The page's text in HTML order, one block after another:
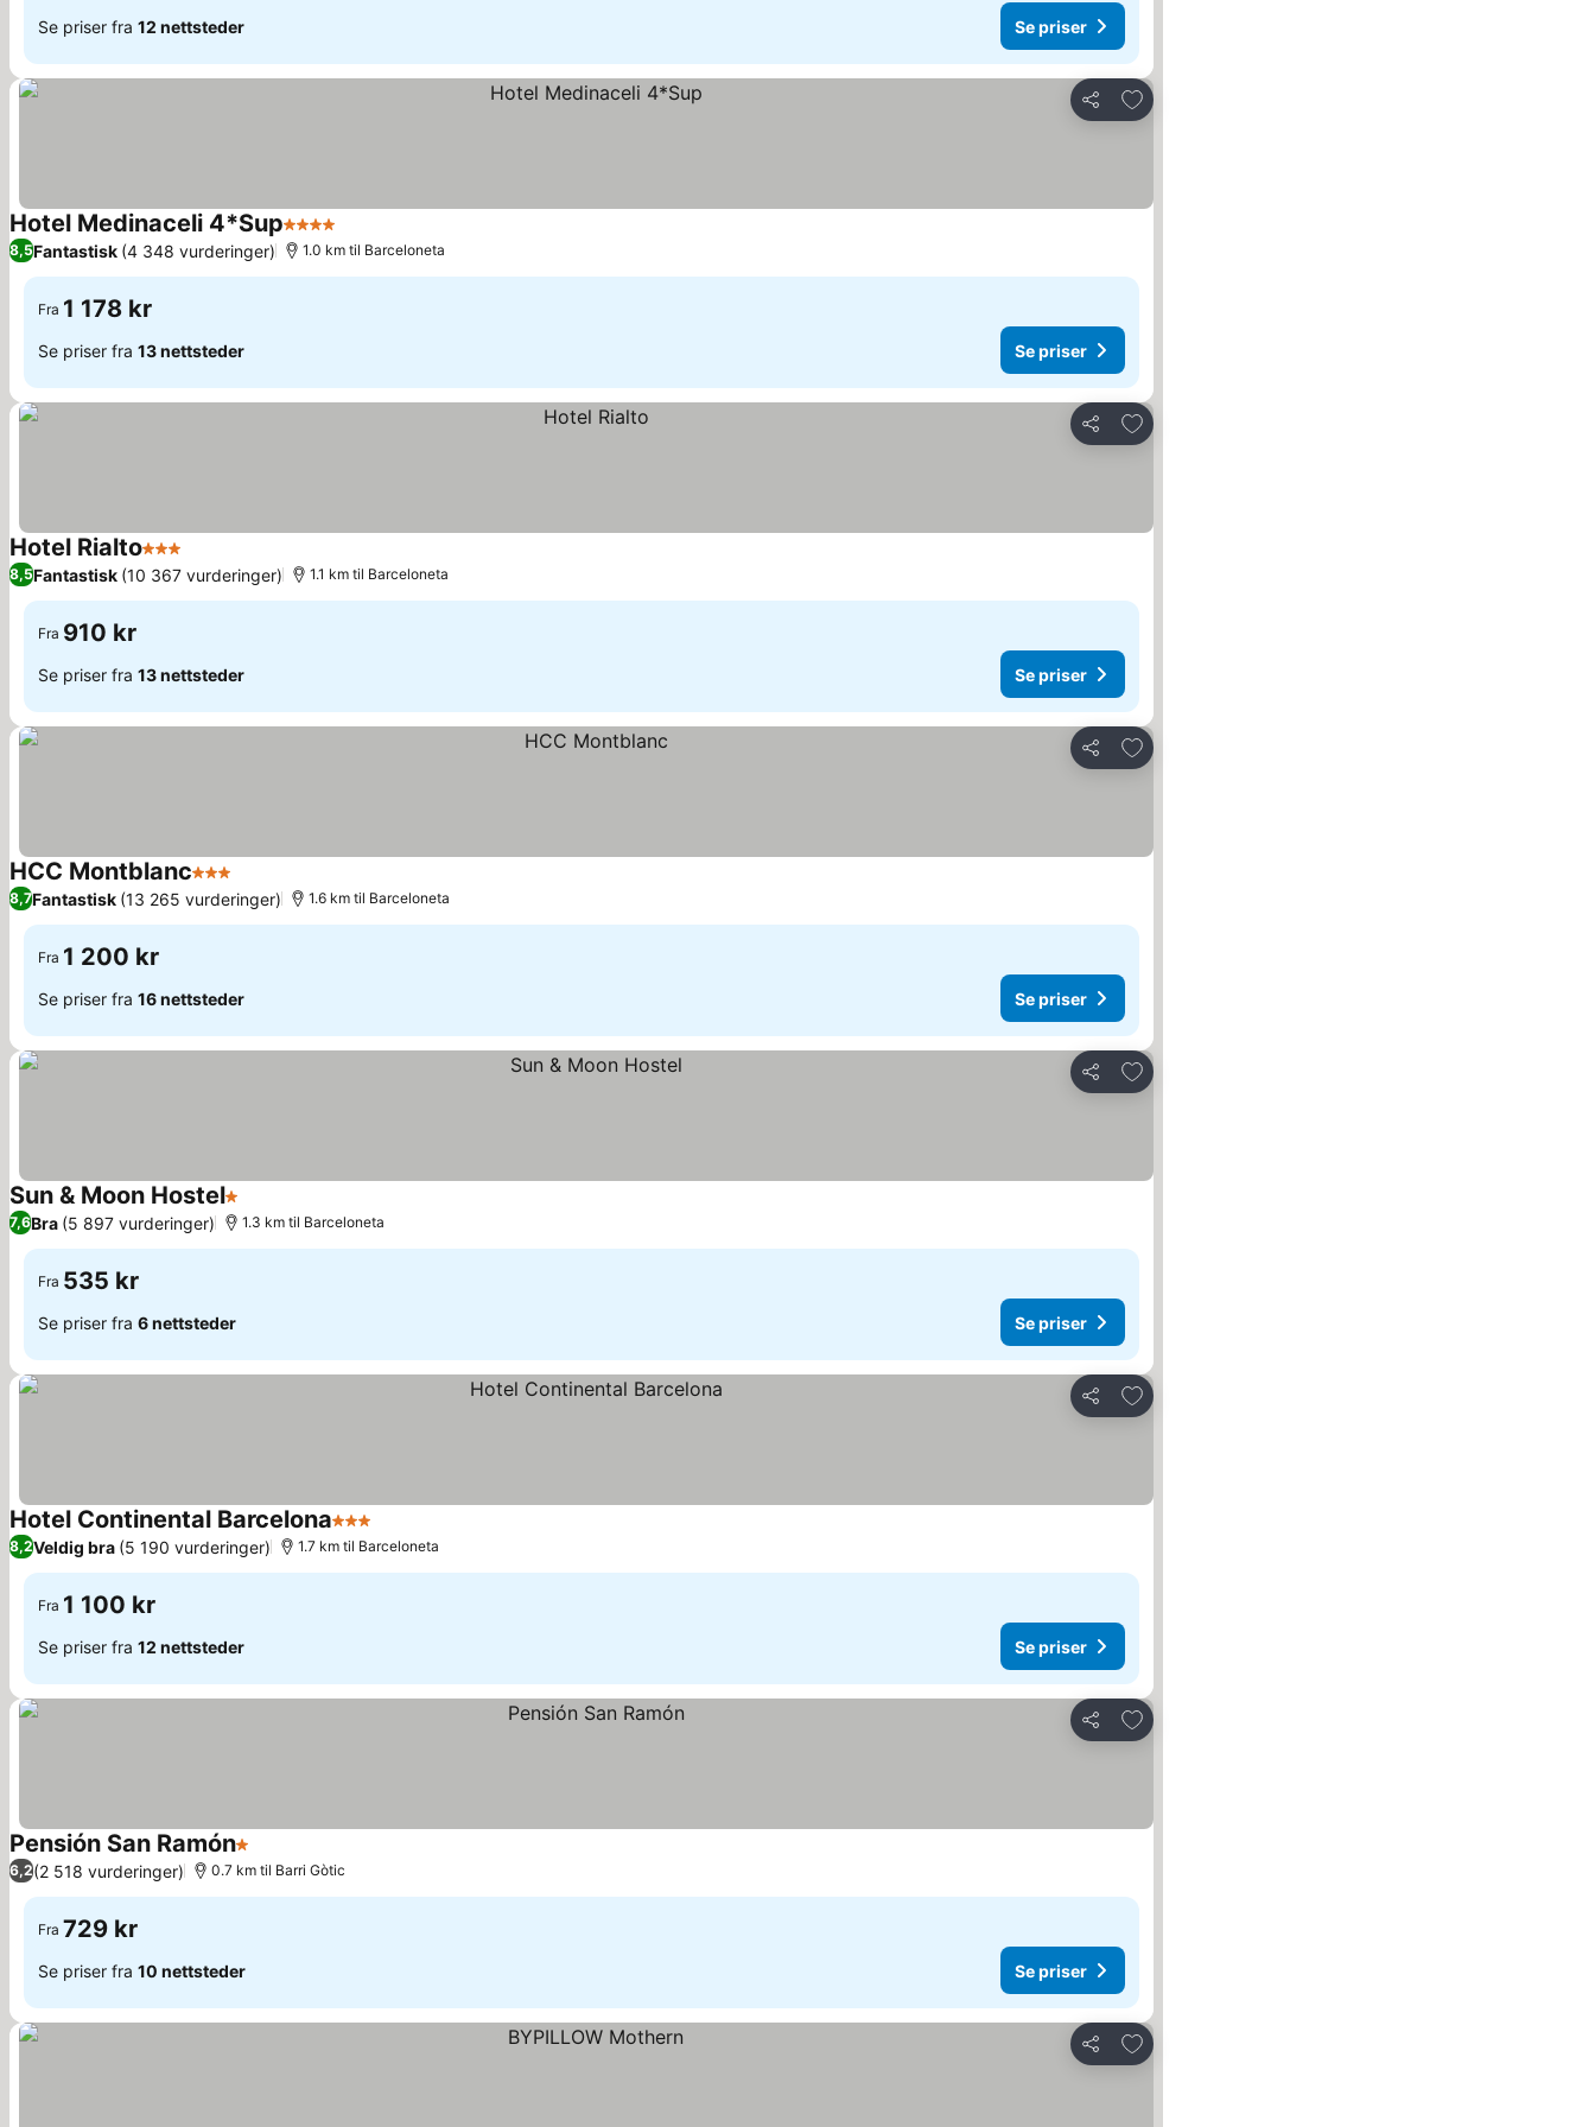
Se priser fra 12 nettsteder Se priser
Del
Legg til i favoritter
Hotel Medinaceli 4*Sup4 Stjerner
8,5Fantastisk (4 348 vurderinger) 1.0 km til Barceloneta
Fra 1 178 kr
Se priser fra 13 nettsteder Se priser
Del
Legg til i favoritter
Hotel Rialto3 Stjerner
8,5Fantastisk (10 367 vurderinger) 1.1 km til Barceloneta
Fra 910 kr
Se priser fra 13 nettsteder Se priser
Del
Legg til i favoritter
HCC Montblanc3 StjernerSe priser
8,7Fantastisk (13 265 vurderinger) 1.6 km til Barceloneta
Fra 1 200 kr
Se priser fra 16 nettsteder Se priser
Del
Legg til i favoritter
Sun & Moon Hostel1 Stjerner
7,6Bra (5 897 vurderinger) 1.3 km til Barceloneta
Fra 535 kr
Se priser fra 6 nettsteder Se priser
Del
Legg til i favoritter
Hotel Continental Barcelona3 Stjerner
8,2Veldig bra (5 190 vurderinger) 1.7 km til Barceloneta
Fra 1 100 kr
Se priser fra 12 nettsteder Se priser
Del
Legg til i favoritter
Pensión San Ramón1 Stjerner
6,2(2 518 vurderinger) 0.7 km til Barri Gòtic
Fra 729 kr
Se priser fra 10 nettsteder Se priser
Del
Legg til i favoritter